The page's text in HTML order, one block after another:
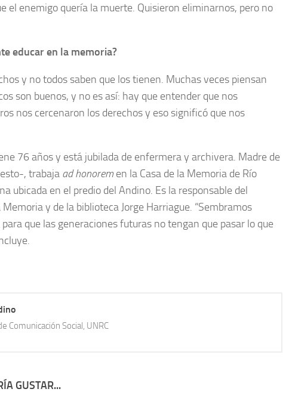
el enemigo quería la muerte. Quisieron eliminarnos, pero no
educar en la memoria?
y no todos saben que los tienen. Muchas veces piensan
son buenos, y no es así: hay que entender que nos
nos cercenaron los derechos y eso significó que nos
76 años y está jubilada de enfermera y archivera. Madre de
, trabaja ad honoremen la Casa de la Memoria de Río
ubicada en el predio del Andino. Es la responsable del
y de la biblioteca Jorge Harriague. “Sembramos
que las generaciones futuras no tengan que pasar lo que
Comunicación Social, UNRC
GUSTAR...